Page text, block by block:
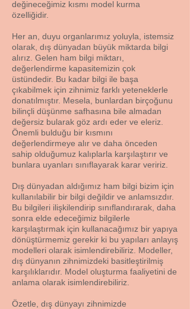
değineceğimiz kısmı model kurma
özelliğidir.
Her an, duyu organlarımız yoluyla, istemsiz
olarak, dış dünyadan büyük miktarda bilgi
alırız. Gelen ham bilgi miktarı,
değerlendirme kapasitemizin çok
üstündedir. Bu kadar bilgi ile başa
çıkabilmek için zihnimiz farklı yeteneklerle
donatılmıştır. Mesela, bunlardan birçoğunu
bilinçli düşünme safhasına bile almadan
değersiz bularak göz ardı eder ve eleriz.
Önemli bulduğu bir kısmını
değerlendirmeye alır ve daha önceden
sahip olduğumuz kalıplarla karşılaştırır ve
bunlara uyanları sınıflayarak karar veririz.
Dış dünyadan aldığımız ham bilgi bizim için
kullanılabilir bir bilgi değildir ve anlamsızdır.
Bu bilgileri ilişkilendirip sınıflandırarak, daha
sonra elde edeceğimiz bilgilerle
karşılaştırmak için kullanacağımız bir yapıya
dönüştürmemiz gerekir ki bu yapıları anlayış
modelleri olarak isimlendirebiliriz. Modeller,
dış dünyanın zihnimizdeki basitleştirilmiş
karşılıklarıdır. Model oluşturma faaliyetini de
anlama olarak isimlendirebiliriz.
Özetle, dış dünyayı zihnimizde